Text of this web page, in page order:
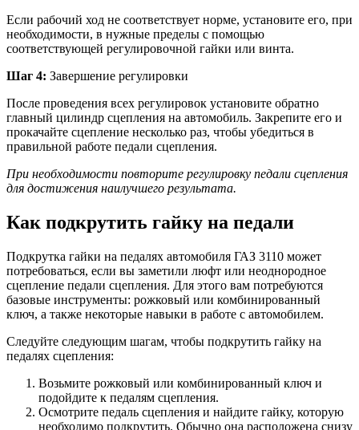
Если рабочий ход не соответствует норме, установите его, при
необходимости, в нужные пределы с помощью
соответствующей регулировочной гайки или винта.
Шаг 4: Завершение регулировки
После проведения всех регулировок установите обратно
главный цилиндр сцепления на автомобиль. Закрепите его и
прокачайте сцепление несколько раз, чтобы убедиться в
правильной работе педали сцепления.
При необходимости повторите регулировку педали сцепления
для достижения наилучшего результата.
Как подкрутить гайку на педали
Подкрутка гайки на педалях автомобиля ГАЗ 3110 может
потребоваться, если вы заметили люфт или неоднородное
сцепление педали сцепления. Для этого вам потребуются
базовые инструменты: рожковый или комбинированный
ключ, а также некоторые навыки в работе с автомобилем.
Следуйте следующим шагам, чтобы подкрутить гайку на
педалях сцепления:
Возьмите рожковый или комбинированный ключ и
подойдите к педалям сцепления.
Осмотрите педаль сцепления и найдите гайку, которую
необходимо подкрутить. Обычно она расположена снизу